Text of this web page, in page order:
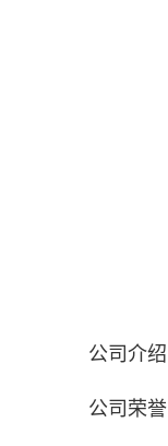
公司介绍
公司荣誉